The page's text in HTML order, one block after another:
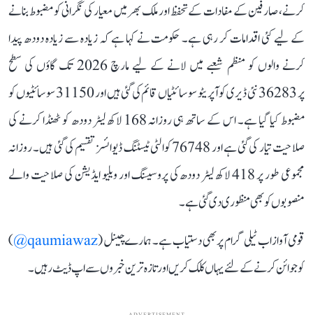
کرنے، صارفین کے مفادات کے تحفظ اور ملک بھر میں معیار کی نگرانی کو مضبوط بنانے
کے لیے کئی اقدامات کر رہی ہے۔ حکومت نے کہا ہے کہ زیادہ سے زیادہ دودھ پیدا
کرنے والوں کو منظم شعبے میں لانے کے لیے مارچ 2026 تک گاؤں کی سطح
پر 36283 نئی ڈیری کوآپریٹو سوسائٹیاں قائم کی گئی ہیں اور 31150 سوسائٹیوں کو
مضبوط کیا گیا ہے۔ اس کے ساتھ ہی روزانہ 168 لاکھ لیٹر دودھ کو ٹھنڈا کرنے کی
صلاحیت تیار کی گئی ہے اور 76748 کوالٹی ٹیسٹنگ ڈیوائسز تقسیم کی گئی ہیں۔ روزانہ
مجموعی طور پر 418 لاکھ لیٹر دودھ کی پروسیسنگ اور ویلیو ایڈیشن کی صلاحیت والے
منصوبوں کو بھی منظوری دی گئی ہے۔
قومی آواز اب ٹیلی گرام پر بھی دستیاب ہے۔ ہمارے چینل (qaumiawaz@
)
کو جوائن کرنے کے لئے یہاں کلک کریں اور تازہ ترین خبروں سے اپ ڈیٹ رہیں۔